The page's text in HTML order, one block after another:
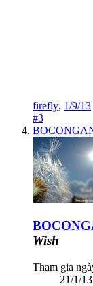
firefly, 1/9/13
#3
Wish
Tham gia
21/1/13